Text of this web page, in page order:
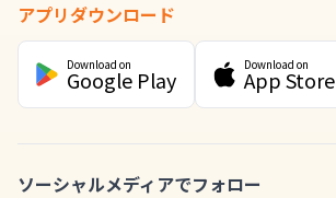
アプリダウンロード
Download on
Google Play
Download on
App Store
ソーシャルメディアでフォロー